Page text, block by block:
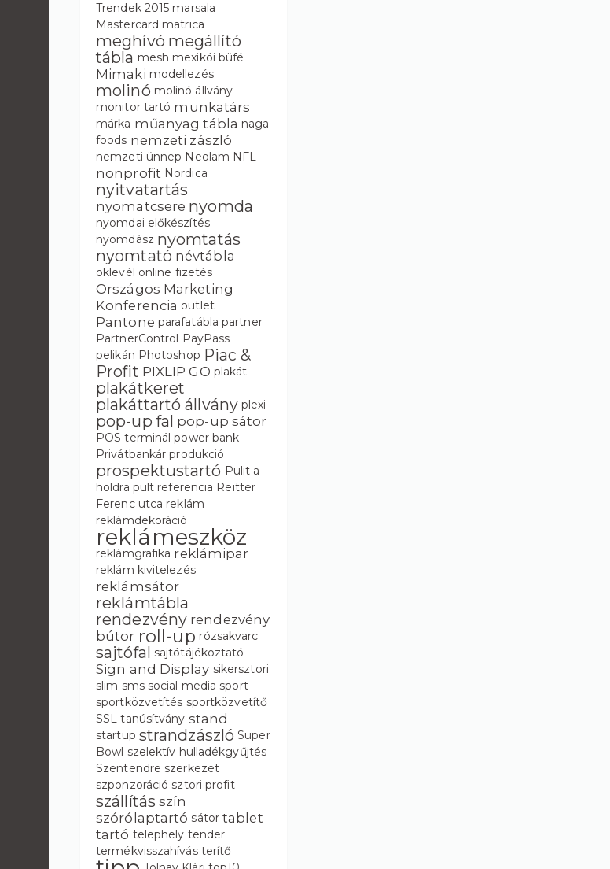
Trendek 2015 marsala
Mastercard matrica
meghívó megállító
tábla mesh mexikói büfé
Mimaki modellezés
molinó molinó állvány
monitor tartó munkatárs
márka műanyag tábla naga
foods nemzeti zászló
nemzeti ünnep Neolam NFL
nonprofit Nordica
nyitvatartás
nyomatcsere nyomda
nyomdai előkészítés
nyomdász nyomtatás
nyomtató névtábla
oklevél online fizetés
Országos Marketing
Konferencia outlet
Pantone parafatábla partner
PartnerControl PayPass
pelikán Photoshop Piac &
Profit PIXLIP GO plakát
plakátkeret
plakáttartó állvány plexi
pop-up fal pop-up sátor
POS terminál power bank
Privátbankár produkció
prospektustartó Pulit a
holdra pult referencia Reitter
Ferenc utca reklám
reklámdekoráció
reklámeszköz
reklámgrafika reklámipar
reklám kivitelezés
reklámsátor
reklámtábla
rendezvény rendezvény
bútor roll-up rózsakvarc
sajtófal sajtótájékoztató
Sign and Display sikersztori
slim sms social media sport
sportközvetítés sportközvetítő
SSL tanúsítvány stand
startup strandzászló Super
Bowl szelektív hulladékgyűjtés
Szentendre szerkezet
szponzoráció sztori profit
szállítás szín
szórólaptartó sátor tablet
tartó telephely tender
termékvisszahívás terítő